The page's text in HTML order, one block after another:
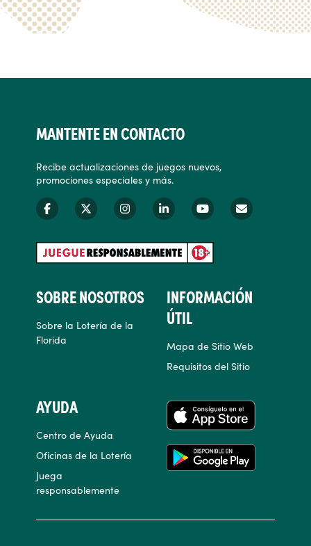
MANTENTE EN CONTACTO
Recibe actualizaciones de juegos nuevos,
promociones especiales y más.
SOBRE NOSOTROS
Sobre la Lotería de la
Florida
INFORMACIÓN
ÚTIL
Mapa de Sitio Web
Requisitos del Sitio
AYUDA
Centro de Ayuda
Oficinas de la Lotería
Juega
responsablemente
APLICACIONES